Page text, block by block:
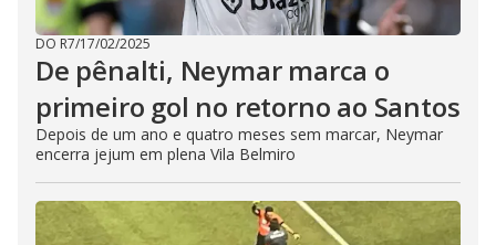
DO R7/17/02/2025
De pênalti, Neymar marca o
primeiro gol no retorno ao Santos
Depois de um ano e quatro meses sem marcar, Neymar
encerra jejum em plena Vila Belmiro